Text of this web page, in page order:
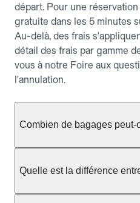
départ. Pour une
gratuite dans les 5 minutes
Au-delà, des frais
détail des frais par gamme
vous à notre Foire aux
l'annulation.
Combien de bagages peut-
taxi berline accueille en
ou nombreux, précisez-le
Quelle est la différence